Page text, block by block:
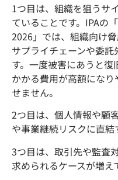
1つ目は、組織を狙うサ
ていることです。IPAの
2026」では、組織向け
サプライチェーンや委
す。一度被害にあうと
かかる費用が高額にな
せません。
2つ目は、個人情報や顧
や事業継続リスクに直結
3つ目は、取引先や監査
求められるケースが増え